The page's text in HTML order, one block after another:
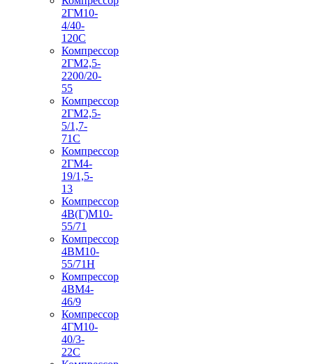
2ГМ10-
4/40-
120С
Компрессор
2ГМ2,5-
2200/20-
55
Компрессор
2ГМ2,5-
5/1,7-
71С
Компрессор
2ГМ4-
19/1,5-
13
Компрессор
4В(Г)М10-
55/71
Компрессор
4ВМ10-
55/71Н
Компрессор
4ВМ4-
46/9
Компрессор
4ГМ10-
40/3-
22С